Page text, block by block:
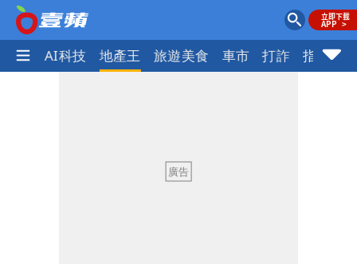
愛美 AI科技 地產王 旅遊美食 車市 打詐 指標企
吳子嘉斷言：綠營「這縣市」恐一屍五